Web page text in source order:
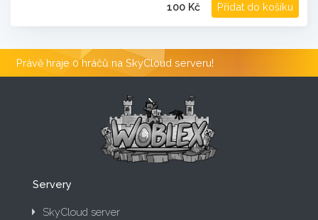
Přidat do košíku
100 Kč
Právě hraje 0 hráčů na SkyCloud serveru!
Servery
SkyCloud server